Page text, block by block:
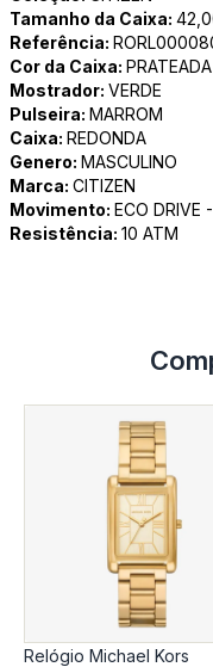
Tamanho da Caixa:
Referência:
Cor da Caixa: PRATEADA
Mostrador: VERDE
Pulseira: MARROM
Caixa: REDONDA
Genero: MASCULINO
Marca: CITIZEN
Movimento: ECO DRIVE
Resistência: 10 ATM
Relógio Michael Kors